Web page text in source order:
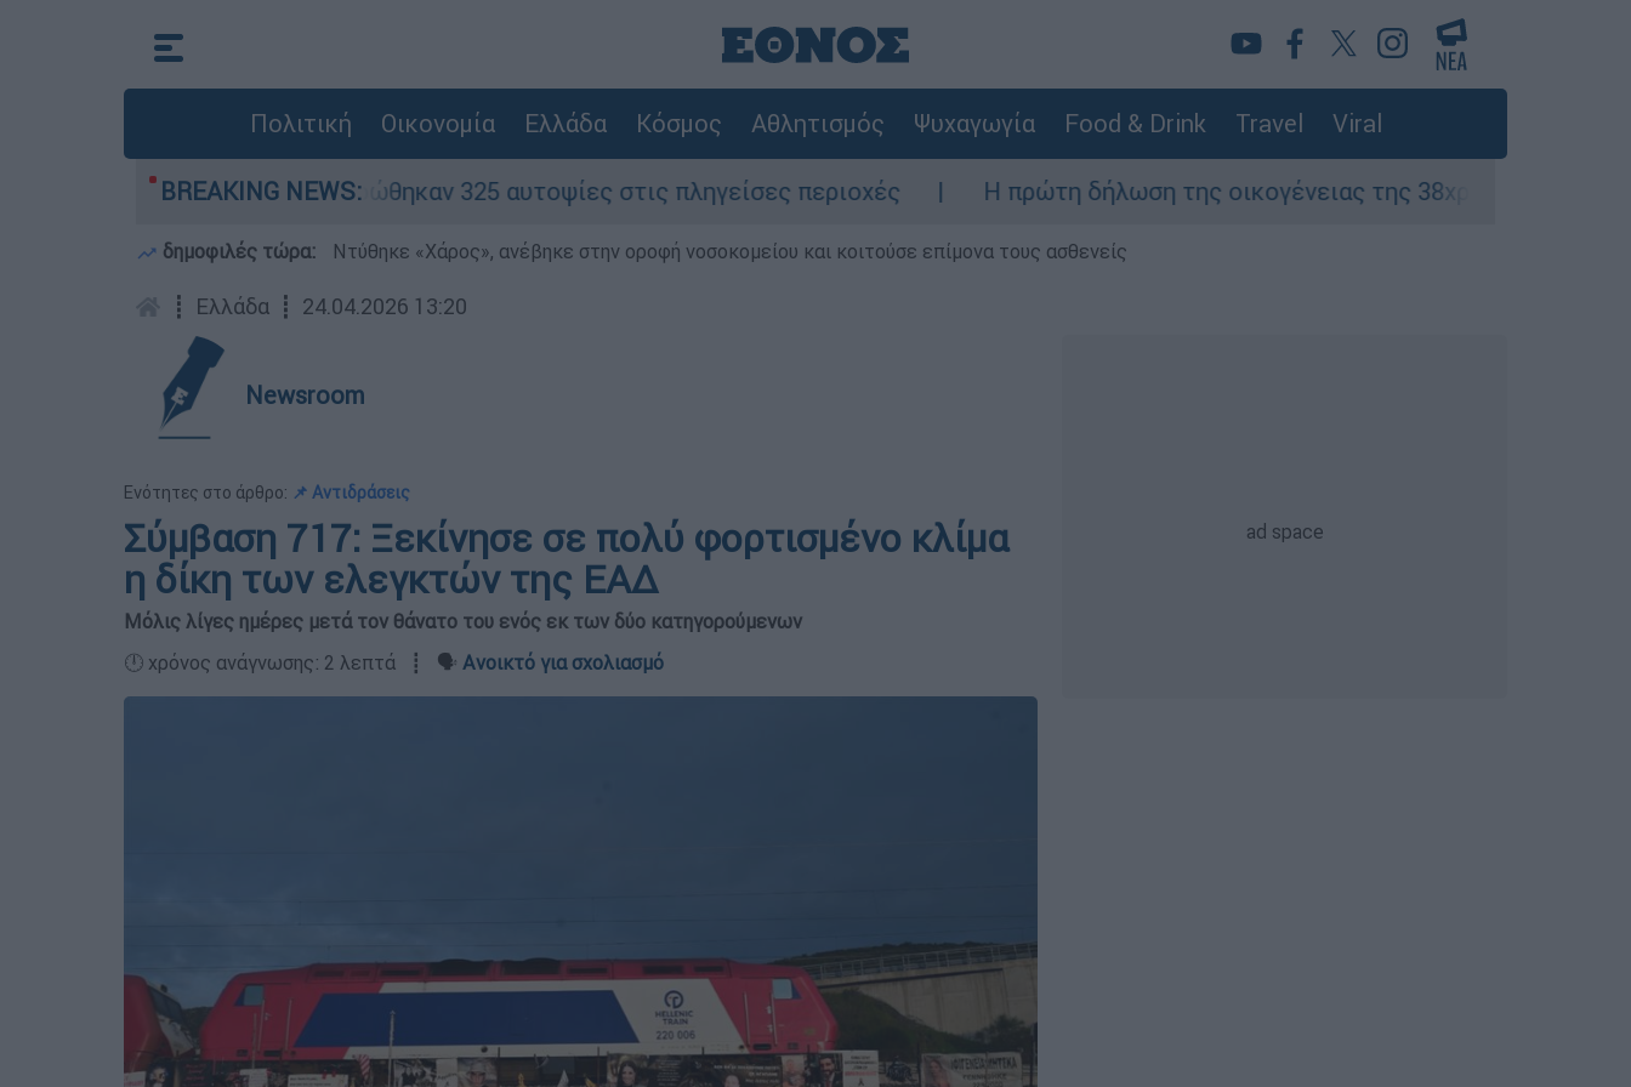
Πολιτική Οικονομία Ελλάδα Κόσμος Αθλητισμός Ψυχαγωγία Food & Drink Travel Viral
BREAKING NEWS:
«κόκκινα» - Ολοκληρώθηκαν 325 αυτοψίες στις πληγείσες περιοχές Η πρώτη δήλωση της οικογένειας της 38χρονης Βρετανίδας που
δημοφιλές τώρα: Ντύθηκε «Χάρος», ανέβηκε στην οροφή νοσοκομείου και κοιτούσε επίμονα τους ασθενείς
┋ Ελλάδα ┋ 24.04.2026 13:20
Newsroom
Ενότητες στο άρθρο: 📌 Αντιδράσεις
Σύμβαση 717: Ξεκίνησε σε πολύ φορτισμένο κλίμα
η δίκη των ελεγκτών της ΕΑΔ
Μόλις λίγες ημέρες μετά τον θάνατο του ενός εκ των δύο κατηγορούμενων
🕛 χρόνος ανάγνωσης: 2 λεπτά ┋ 🗣️ Ανοικτό για σχολιασμό